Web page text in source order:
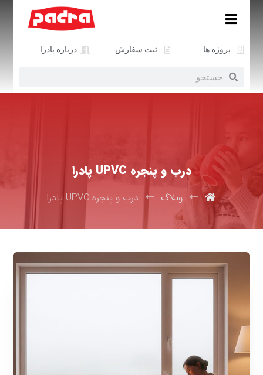
پروژه ها ثبت سفارش درباره پادرا
درب و پنجره UPVC پادرا
وبلاگ درب و پنجره UPVC پادرا